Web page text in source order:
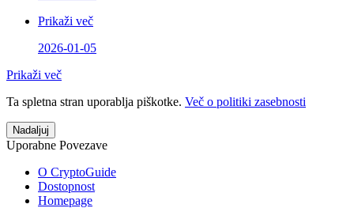
Prikaži več
2026-01-05
Prikaži več
Ta spletna stran uporablja piškotke. Več o politiki zasebnosti
Nadaljuj
Uporabne Povezave
O CryptoGuide
Dostopnost
Homepage